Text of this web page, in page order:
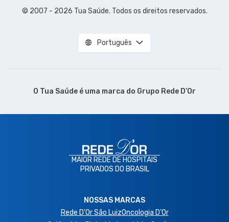
© 2007 - 2026 Tua Saúde. Todos os direitos reservados.
Português
O Tua Saúde é uma marca do Grupo Rede D’Or
MAIOR REDE DE HOSPITAIS
PRIVADOS DO BRASIL
NOSSAS MARCAS
Rede D'Or São LuizOncologia D’Or